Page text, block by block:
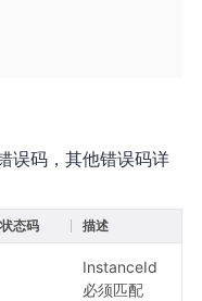
误码，其他错误码详
态码 描述
InstanceId
必须匹配